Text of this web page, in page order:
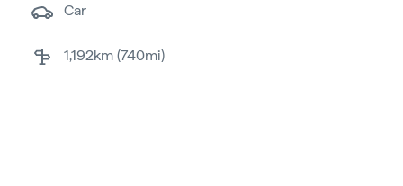
car
1,192km (740mi)